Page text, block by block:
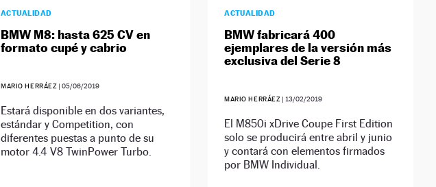
ACTUALIDAD
BMW M8: hasta 625 CV en
formato cupé y cabrio
MARIO HERRÁEZ |05/06/2019
Estará disponible en dos variantes,
estándar y Competition, con
diferentes puestas a punto de su
motor 4.4 V8 TwinPower Turbo.
ACTUALIDAD
BMW fabricará 400
ejemplares de la versión más
exclusiva del Serie 8
MARIO HERRÁEZ | 13/02/2019
El M850i xDrive Coupe First Edition
solo se producirá entre abril y junio
y contará con elementos firmados
por BMW Individual.